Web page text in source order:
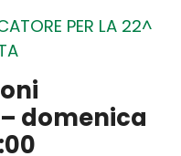
PER LA 22^
domenica